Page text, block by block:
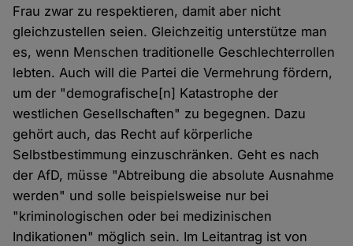
Frau zwar zu respektieren, damit aber nicht
gleichzustellen seien. Gleichzeitig unterstütze man
es, wenn Menschen traditionelle Geschlechterrollen
lebten. Auch will die Partei die Vermehrung fördern,
um der "demografische[n] Katastrophe der
westlichen Gesellschaften" zu begegnen. Dazu
gehört auch, das Recht auf körperliche
Selbstbestimmung einzuschränken. Geht es nach
der AfD, müsse "Abtreibung die absolute Ausnahme
werden" und solle beispielsweise nur bei
"kriminologischen oder bei medizinischen
Indikationen" möglich sein. Im Leitantrag ist von